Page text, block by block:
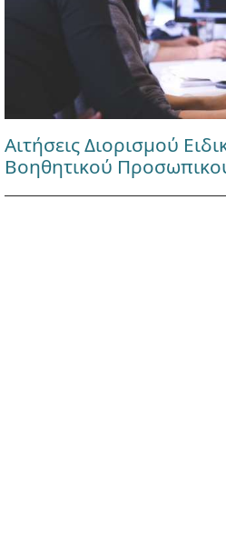
Αιτήσεις Διορισμού
Βοηθητικού